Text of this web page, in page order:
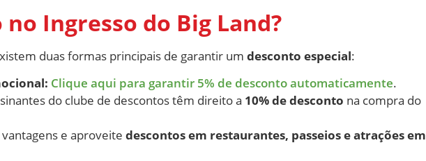
Ingresso do Big Land?
duas formas principais de garantir um desconto especial:
Clique aqui para garantir 5% de desconto automaticamente.
do clube de descontos têm direito a 10% de desconto na compra do
e aproveite descontos em restaurantes, passeios e atrações em